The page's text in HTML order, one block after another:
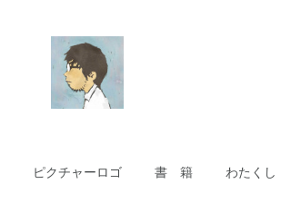
ピクチャーロゴ 書 籍 わたくし